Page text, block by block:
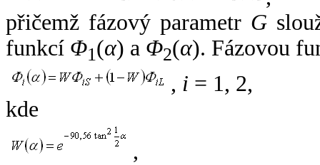
přičemž fázový parametr G
funkcí Φ1(α) a Φ2(α). Fázovou
, i = 1, 2,
kde
,